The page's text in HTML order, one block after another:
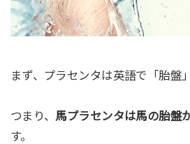
まず、プラセンタは英語で「胎盤
つまり、 馬プラセンタは馬の胎盤
す。